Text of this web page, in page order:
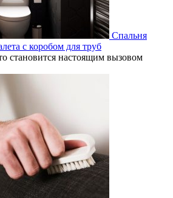
Спальня
с коробом для труб
становится настоящим вызовом